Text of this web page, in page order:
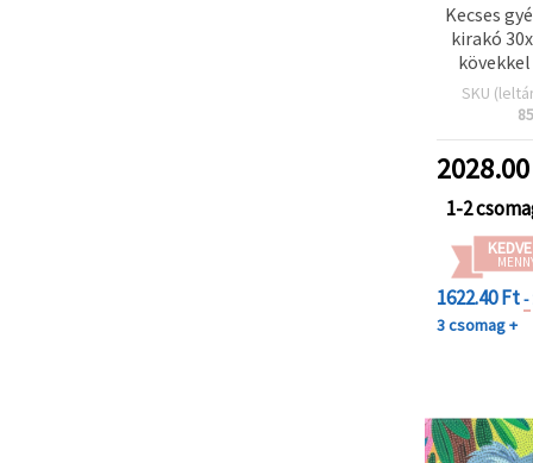
Kecses
kirakó
kirakás
SKU
2028.00
1-2
1622.40 Ft-
3 csomag +